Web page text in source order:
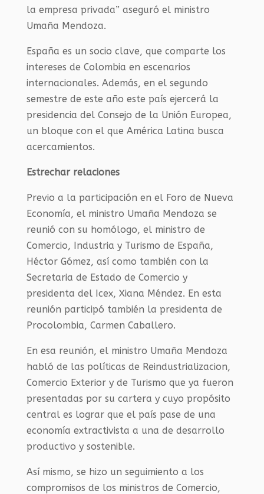
la empresa privada” aseguró el ministro
Umaña Mendoza.
España es un socio clave, que comparte los
intereses de Colombia en escenarios
internacionales. Además, en el segundo
semestre de este año este país ejercerá la
presidencia del Consejo de la Unión Europea,
un bloque con el que América Latina busca
acercamientos.
Estrechar relaciones
Previo a la participación en el Foro de Nueva
Economía, el ministro Umaña Mendoza se
reunió con su homólogo, el ministro de
Comercio, Industria y Turismo de España,
Héctor Gómez, así como también con la
Secretaria de Estado de Comercio y
presidenta del Icex, Xiana Méndez. En esta
reunión participó también la presidenta de
Procolombia, Carmen Caballero.
En esa reunión, el ministro Umaña Mendoza
habló de las políticas de Reindustrializacion,
Comercio Exterior y de Turismo que ya fueron
presentadas por su cartera y cuyo propósito
central es lograr que el país pase de una
economía extractivista a una de desarrollo
productivo y sostenible.
Así mismo, se hizo un seguimiento a los
compromisos de los ministros de Comercio,